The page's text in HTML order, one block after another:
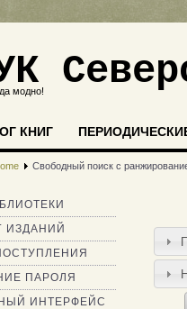
модно!
КНИГ
Свободный поиск с
ИЗДАНИЙ
ПАРОЛЯ
ИНТЕРФЕЙС